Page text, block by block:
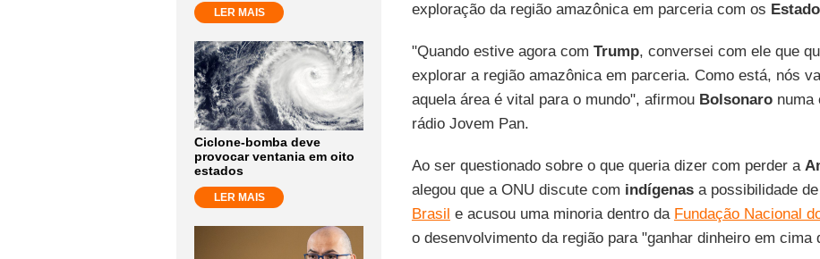
LER MAIS
Ciclone-bomba deve
provocar ventania em oito
estados
LER MAIS
exploração da região amazônica em parceria com os
"Quando estive agora com Trump, conversei com ele que
explorar a região amazônica em parceria. Como está, nós
aquela área é vital para o mundo", afirmou Bolsonaronuma
rádio Jovem Pan.
Ao ser questionado sobre o que queria dizer com perder a
alegou que a ONU discute com indígenasa possibilidade
Brasil e acusou uma minoria dentro da Fundação Nacional
o desenvolvimento da região para "ganhar dinheiro em cima